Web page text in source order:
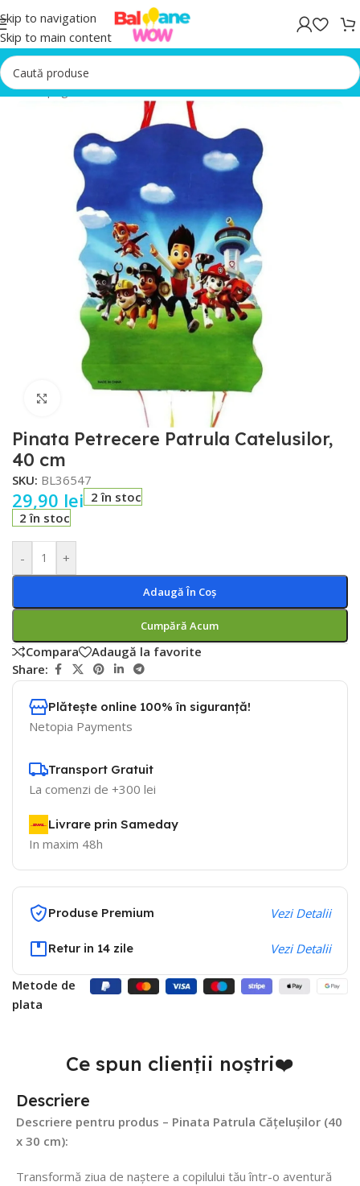
Skip to navigation
Skip to main content
Prima pagină/Accesorii Petrecere
Faceți click pentru a mări
Pinata Petrecere Patrula Catelusilor,
40 cm
SKU: BL36547
29,90 lei 2 în stoc
2 în stoc
- +
Adaugă În Coș
Cumpără Acum
Compara
Adaugă la favorite
Share:
Plătește online 100% în siguranță!
Netopia Payments
Transport Gratuit
La comenzi de +300 lei
Livrare prin Sameday
In maxim 48h
Produse Premium Vezi Detalii
Retur in 14 zile Vezi Detalii
Metode de
plata
Ce spun clienții noștri❤️
Descriere
Descriere pentru produs – Pinata Patrula Cățelușilor (40
x 30 cm):
Transformă ziua de naștere a copilului tău într-o aventură